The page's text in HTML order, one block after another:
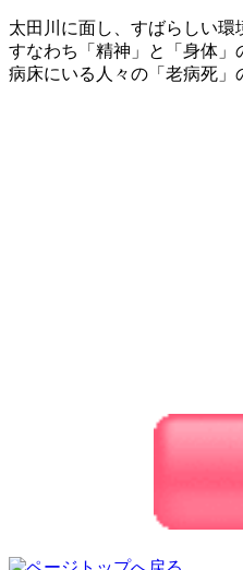
太田川に面し、すばらしい環
すなわち「精神」と「身体」
病床にいる人々の「老病死」